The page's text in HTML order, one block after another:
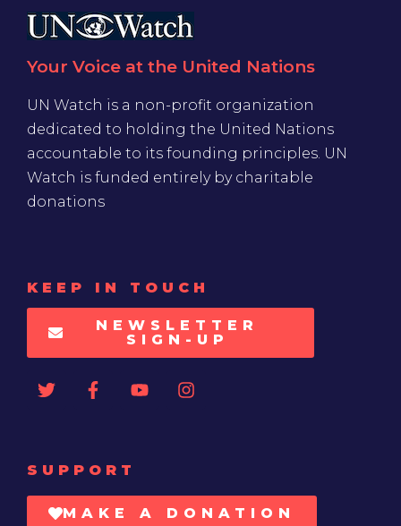
Your Voice at the United Nations
UN Watch is a non-profit organization
dedicated to holding the United Nations
accountable to its founding principles. UN
Watch is funded entirely by charitable
donations
KEEP IN TOUCH
NEWSLETTER
SIGN-UP
SUPPORT
MAKE A DONATION